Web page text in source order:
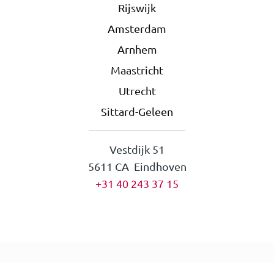
Rijswijk
Amsterdam
Arnhem
Maastricht
Utrecht
Sittard-Geleen
Vestdijk 51
5611 CA Eindhoven
+31 40 243 37 15